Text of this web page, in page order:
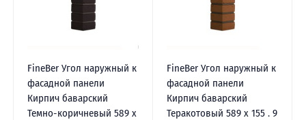
FineBer Угол наружный к
фасадной панели
Кирпич баварский
Темно-коричневый 589 х
FineBer Угол наружный к
фасадной панели
Кирпич баварский
Теракотовый 589 х 155 . 9